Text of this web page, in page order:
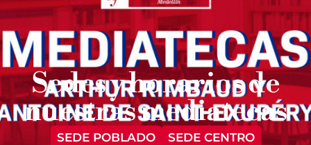
Sedes y horarios de
nuestras mediatecas
SEDE POBLADO SEDE CENTRO